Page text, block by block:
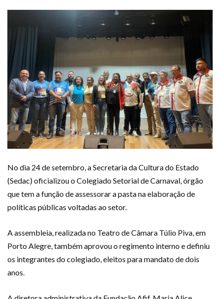
No dia 24 de setembro, a Secretaria da Cultura do Estado
(Sedac) oficializou o Colegiado Setorial de Carnaval, órgão
que tem a função de assessorar a pasta na elaboração de
políticas públicas voltadas ao setor.
A assembleia, realizada no Teatro de Câmara Túlio Piva, em
Porto Alegre, também aprovou o regimento interno e definiu
os integrantes do colegiado, eleitos para mandato de dois
anos.